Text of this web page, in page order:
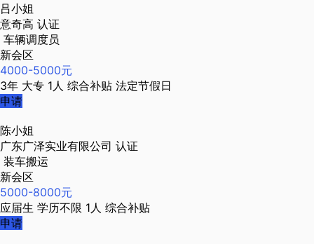
吕小姐
意奇高 认证
车辆调度员
新会区
4000-5000元
3年 大专 1人 综合补贴 法定节假日
申请
陈小姐
广东广泽实业有限公司 认证
装车搬运
新会区
5000-8000元
应届生 学历不限 1人 综合补贴
申请